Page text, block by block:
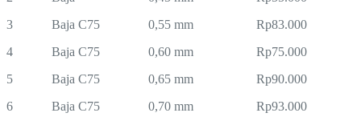
3
Baja C75 0,55 mm
Rp83.000
4
Baja C75 0,60 mm
Rp75.000
5
Baja C75 0,65 mm
Rp90.000
6
Baja C75 0,70 mm
Rp93.000